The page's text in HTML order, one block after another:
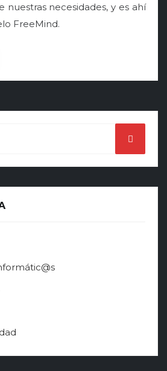
nuestras necesidades, y es ahí
FreeMind.